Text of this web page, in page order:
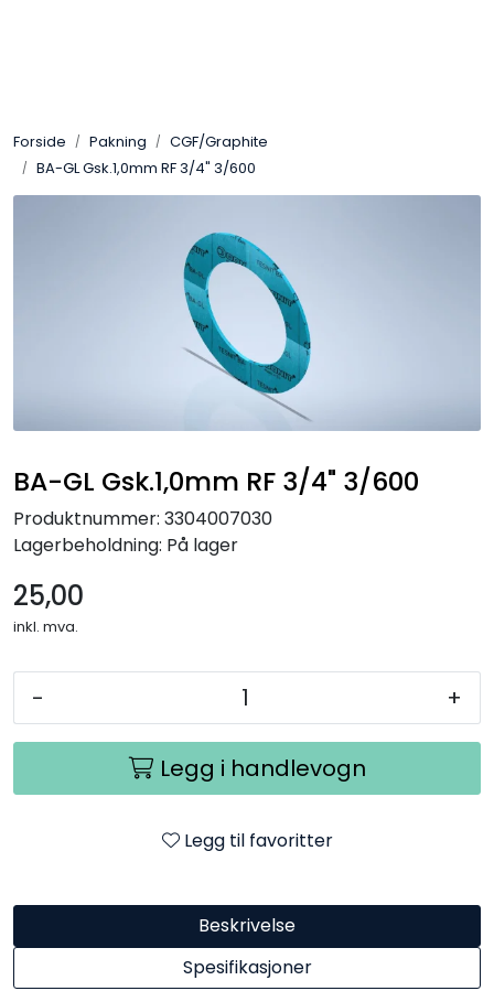
Forside Pakning
CGF/Graphite
BA-GL Gsk.1,0mm RF 3/4" 3/600
BA-GL Gsk.1,0mm RF 3/4" 3/600
Produktnummer: 3304007030
Lagerbeholdning: På lager
25,00
inkl. mva.
- +
Legg i handlevogn
Legg til favoritter
Beskrivelse
Spesifikasjoner
Pakning